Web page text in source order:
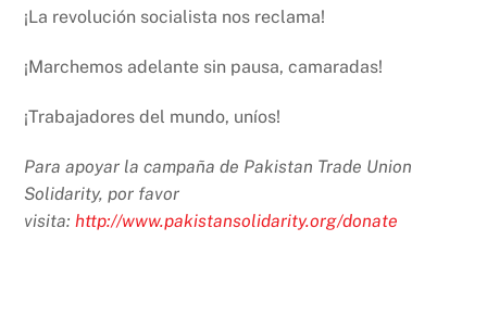
¡La revolución socialista nos reclama!
¡Marchemos adelante sin pausa, camaradas!
¡Trabajadores del mundo, uníos!
Para apoyar la campaña de Pakistan Trade Union
Solidarity, por favor
visita:http://www.pakistansolidarity.org/donate